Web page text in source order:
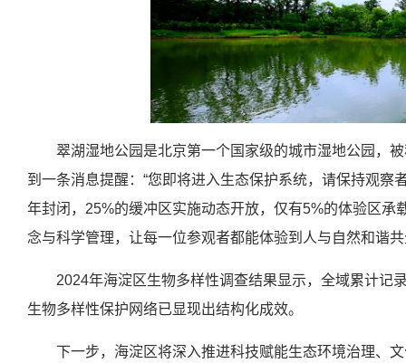
翠湖湿地公园是北京第一个国家级的城市湿地公园，
到一条消息提醒：“您即将进入生态保护系统，请保持观察
年封闭，25%的缓冲区实施动态开放，仅有5%的体验区承
念与科学管理，让每一位参观者都能体验到人与自然和谐
2024年海淀区生物多样性调查结果显示，全域累计记
生物多样性保护网络已显现出结构化成效。
下一步，海淀区将深入推进科技赋能生态环境治理、